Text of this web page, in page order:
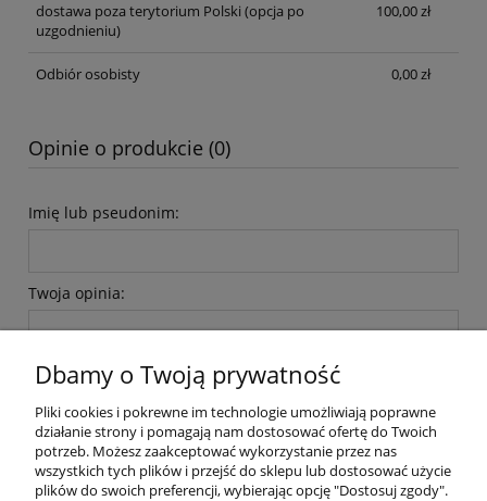
dostawa poza terytorium Polski (opcja po
uzgodnieniu)
100,00 zł
Odbiór osobisty 0,00 zł
Opinie o produkcie (0)
Imię lub pseudonim:
Twoja opinia:
Dbamy o Twoją prywatność
Pliki cookies i pokrewne im technologie umożliwiają poprawne
działanie strony i pomagają nam dostosować ofertę do Twoich
potrzeb. Możesz zaakceptować wykorzystanie przez nas
wszystkich tych plików i przejść do sklepu lub dostosować użycie
plików do swoich preferencji, wybierając opcję "Dostosuj zgody".